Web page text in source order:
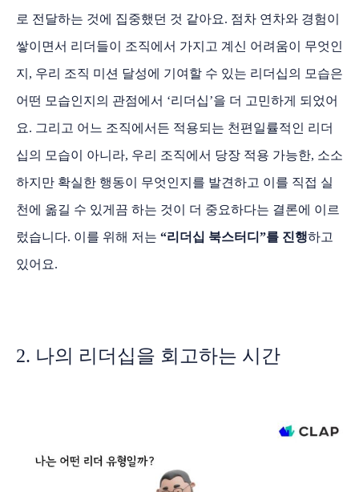
로 전달하는 것에 집중했던 것 같아요. 점차 연차와 경험이
쌓이면서 리더들이 조직에서 가지고 계신 어려움이 무엇인
지, 우리 조직 미션 달성에 기여할 수 있는 리더십의 모습은
어떤 모습인지의 관점에서 ‘리더십’을 더 고민하게 되었어
요. 그리고 어느 조직에서든 적용되는 천편일률적인 리더
십의 모습이 아니라, 우리 조직에서 당장 적용 가능한, 소소
하지만 확실한 행동이 무엇인지를 발견하고 이를 직접 실
천에 옮길 수 있게끔 하는 것이 더 중요하다는 결론에 이르
렀습니다. 이를 위해 저는 “리더십 북스터디”를 진행하고
있어요.
2. 나의 리더십을 회고하는 시간